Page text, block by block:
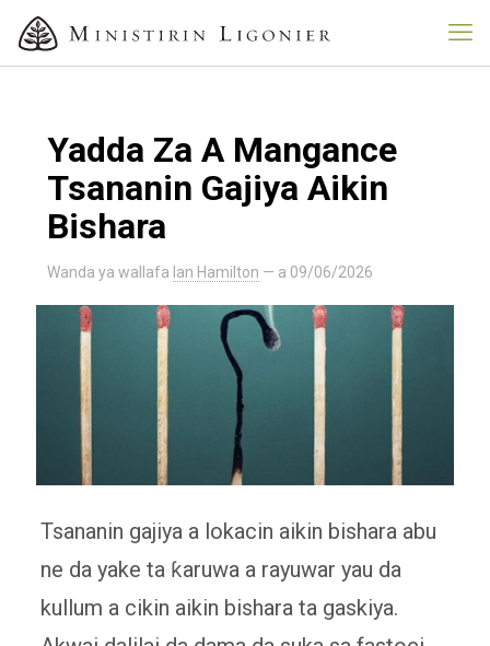
Yadda Za A Mangance
Tsananin Gajiya Aikin
Bishara
Wanda ya wallafa Ian Hamilton — a 09/06/2026
Tsananin gajiya a lokacin aikin bishara abu
ne da yake ta ƙaruwa a rayuwar yau da
kullum a cikin aikin bishara ta gaskiya.